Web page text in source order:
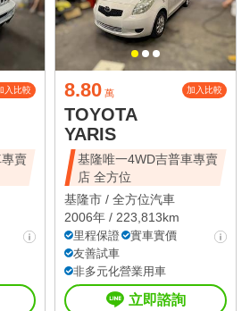
入比較
賣
8.80 萬 加入比較
TOYOTA
YARIS
基隆唯一4WD吉普車專賣
店 全方位
基隆市 / 全方位汽車
2006年 / 223,813km
里程保證
實車實價
友善試車
非多元化營業用車
立即諮詢